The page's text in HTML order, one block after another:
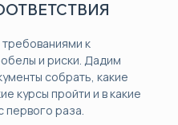
к
и риски. Дадим
собрать, какие
курсы пройти и в какие
первого раза.